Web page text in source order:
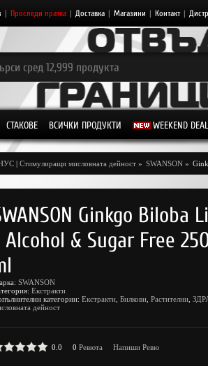
| Проследи пратка | Доставка | Магазини | Контакт |
СТАКОВЕ ВСИЧКИ ПРОДУКТИ WEEKEND
| Стимулиращи мисловната дейност » SWANSON »
Ginkgo Biloba
& Sugar Free
SWANSON
Екстракти
категории: Екстракти Билкови Растителни
дейност
0.0 0 Ревюта Напиши Ревю